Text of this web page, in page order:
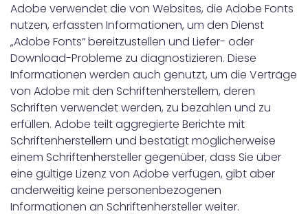
Adobe verwendet die von Websites, die Adobe Fonts
nutzen, erfassten Informationen, um den Dienst
„Adobe Fonts“ bereitzustellen und Liefer- oder
Download-Probleme zu diagnostizieren. Diese
Informationen werden auch genutzt, um die Verträge
von Adobe mit den Schriftenherstellern, deren
Schriften verwendet werden, zu bezahlen und zu
erfüllen. Adobe teilt aggregierte Berichte mit
Schriftenherstellern und bestätigt möglicherweise
einem Schriftenhersteller gegenüber, dass Sie über
eine gültige Lizenz von Adobe verfügen, gibt aber
anderweitig keine personenbezogenen
Informationen an Schriftenhersteller weiter.